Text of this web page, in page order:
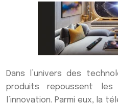
Dans l’univers des
produits repoussent
l’innovation. Parmi eux, la